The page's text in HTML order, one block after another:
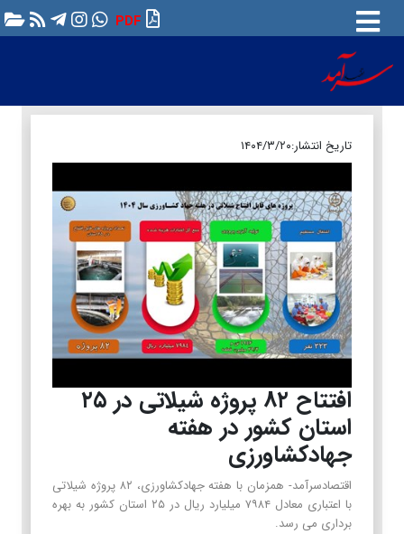
PDF
تاریخ انتشار:۱۴۰۴/۳/۲۰
افتتاح ۸۲ پروژه شیلاتی در ۲۵
استان کشور در هفته
جهادکشاورزی
اقتصادسرآمد- همزمان با هفته جهادکشاورزی، ۸۲ پروژه شیلاتی
با اعتباری معادل ۷۹۸۴ میلیارد ریال در ۲۵ استان کشور به بهره
برداری می رسد.